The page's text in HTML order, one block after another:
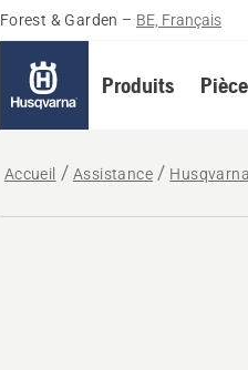
Forest & Garden – BE, Français
Produits
Accueil Assistance